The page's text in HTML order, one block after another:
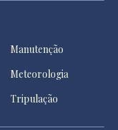
Manutenção
Meteorologia
Tripulação